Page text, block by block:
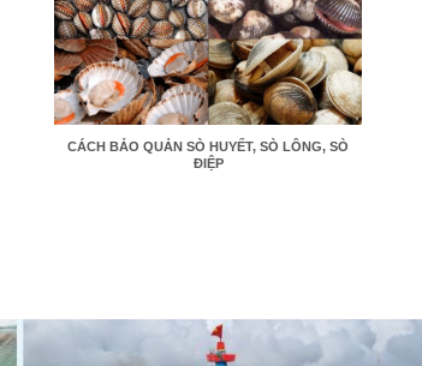
CÁCH BẢO QUẢN SÒ HUYẾT, SÒ LÔNG, SÒ
ĐIỆP